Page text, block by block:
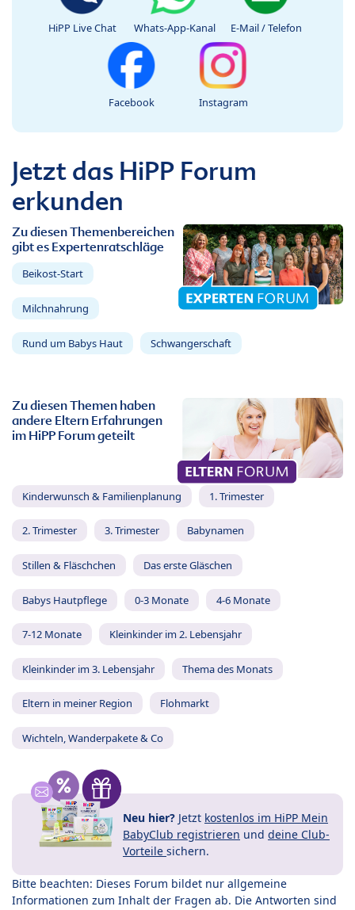
HiPP Live Chat Whats-App-Kanal E-Mail / Telefon
Facebook Instagram
Jetzt das HiPP Forum
erkunden
Zu diesen Themenbereichen
gibt es Expertenratschläge
Beikost-Start
Milchnahrung
Rund um Babys Haut Schwangerschaft
Zu diesen Themen haben
andere Eltern Erfahrungen
im HiPP Forum geteilt
Kinderwunsch & Familienplanung 1. Trimester
2. Trimester 3. Trimester Babynamen
Stillen & Fläschchen Das erste Gläschen
Babys Hautpflege 0-3 Monate 4-6 Monate
7-12 Monate Kleinkinder im 2. Lebensjahr
Kleinkinder im 3. Lebensjahr Thema des Monats
Eltern in meiner Region Flohmarkt
Wichteln, Wanderpakete & Co
Neu hier? Jetzt kostenlos im HiPP Mein
BabyClub registrieren und deine Club-
Vorteile sichern.
Bitte beachten: Dieses Forum bildet nur allgemeine
Informationen zum Inhalt der Fragen ab. Die Antworten sind